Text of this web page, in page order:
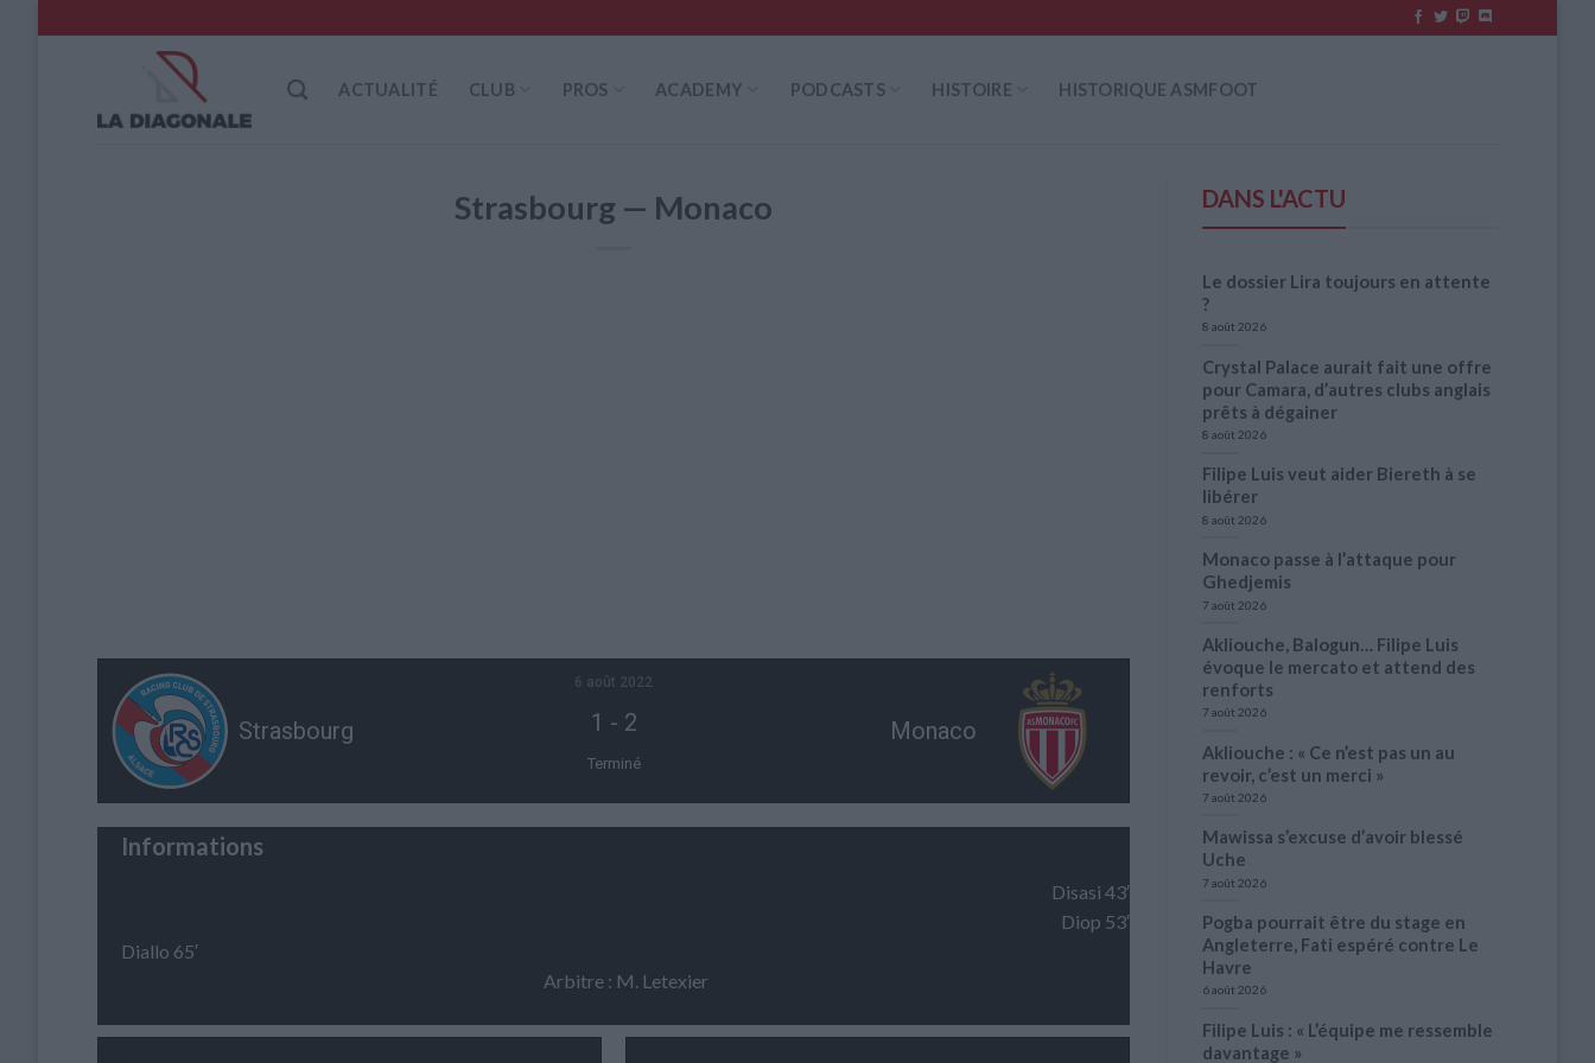
to
ACTUALITÉ CLUB PROS ACADEMY PODCASTS HISTOIRE HISTORIQUE ASMFOOT
Strasbourg — Monaco
Strasbourg Monaco
6 août 2022
1 - 2
Terminé
Informations
Disasi 43′
Diop 53′
Diallo 65′
Arbitre : M. Letexier
DANS L'ACTU
Le dossier Lira toujours en attente
?
8 août 2026
Crystal Palace aurait fait une offre
pour Camara, d’autres clubs anglais
prêts à dégainer
8 août 2026
Filipe Luis veut aider Biereth à se
libérer
8 août 2026
Monaco passe à l’attaque pour
Ghedjemis
7 août 2026
Akliouche, Balogun… Filipe Luis
évoque le mercato et attend des
renforts
7 août 2026
Akliouche : « Ce n’est pas un au
revoir, c’est un merci »
7 août 2026
Mawissa s’excuse d’avoir blessé
Uche
7 août 2026
Pogba pourrait être du stage en
Angleterre, Fati espéré contre Le
Havre
6 août 2026
Filipe Luis : « L’équipe me ressemble
davantage »